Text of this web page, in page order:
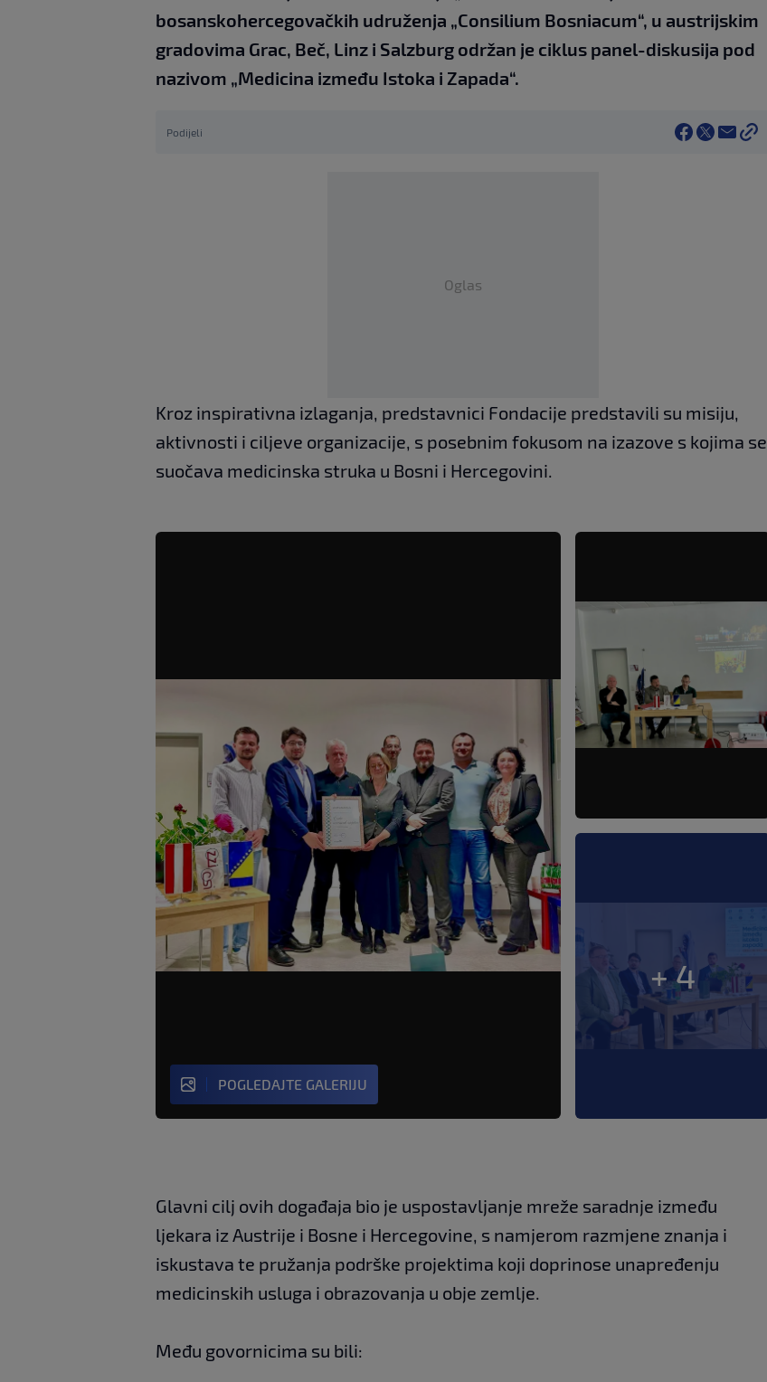
bosanskohercegovačkih udruženja „Consilium Bosniacum“, u austrijskim
gradovima Grac, Beč, Linz i Salzburg održan je ciklus panel-diskusija pod
nazivom „Medicina između Istoka i Zapada“.
Podijeli
Oglas
Kroz inspirativna izlaganja, predstavnici Fondacije predstavili su misiju,
aktivnosti i ciljeve organizacije, s posebnim fokusom na izazove s kojima se
suočava medicinska struka u Bosni i Hercegovini.
+ 4
POGLEDAJTE GALERIJU
Glavni cilj ovih događaja bio je uspostavljanje mreže saradnje između
ljekara iz Austrije i Bosne i Hercegovine, s namjerom razmjene znanja i
iskustava te pružanja podrške projektima koji doprinose unapređenju
medicinskih usluga i obrazovanja u obje zemlje.
Među govornicima su bili: